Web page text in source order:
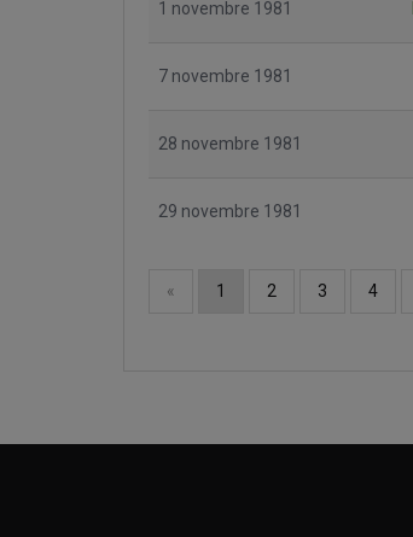
1 novembre 1981
7 novembre 1981
28 novembre 1981
29 novembre 1981
« 1 2 3 4